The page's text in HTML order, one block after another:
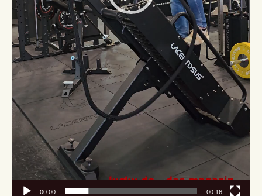
00:00 00:16